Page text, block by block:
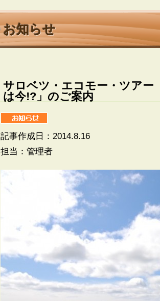
お知らせ
サロベツ・エコモー・ツア
は今!?」のご案内
記事作成日：2014.8.16
担当：管理者